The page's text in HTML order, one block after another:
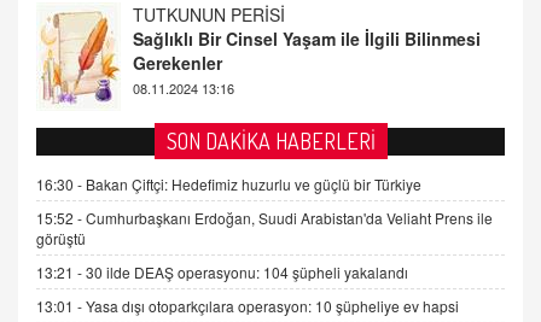
FARUK ÖNALAN
Tezkere Onaylanmasaydı…
2 Kasım 2021 Salı 00:11
AV. DOĞAN CAN DOĞAN
Kişisel verilerin korunması ve dijital hukukun
gelişimi
15.09.2025 16:17
SEHER EREK
Kış Ayları Geldi, Hangi Önlemler Alınmalı?
9.12.2025 10:11
SON DAKİKA HABERLERİ
16:30 - Bakan Çiftçi: Hedefimiz huzurlu ve güçlü bir Türkiye
15:52 -Cumhurbaşkanı Erdoğan, Suudi Arabistan'da Veliaht Prens ile
görüştü
13:21 -30 ilde DEAŞ operasyonu: 104 şüpheli yakalandı
13:01 -Yasa dışı otoparkçılara operasyon: 10 şüpheliye ev hapsi